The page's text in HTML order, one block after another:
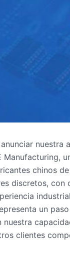
nuestra
Manufacturing,
chinos de
discretos, con
un
nuestra
clientes